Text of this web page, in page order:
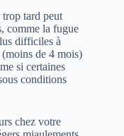
trop tard peut
comme la fugue
difficiles à
de 4 mois)
si certaines
conditions
chez votre